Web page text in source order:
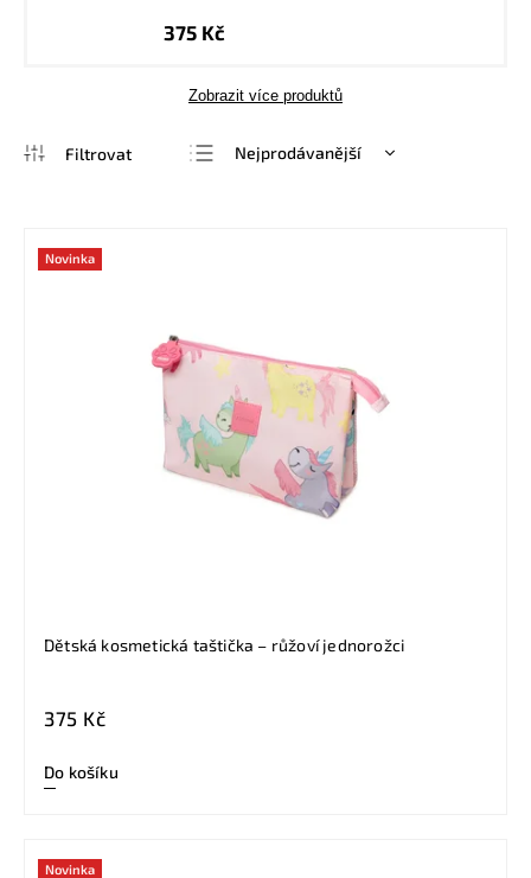
375 Kč
Zobrazit více produktů
Nejprodávanější
Novinka
Dětská kosmetická taštička – růžoví jednorožci
375 Kč
Do košíku
Novinka